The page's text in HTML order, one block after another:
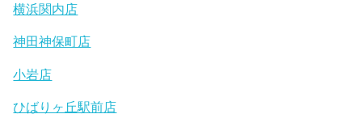
横浜関内店
神田神保町店
小岩店
ひばりヶ丘駅前店